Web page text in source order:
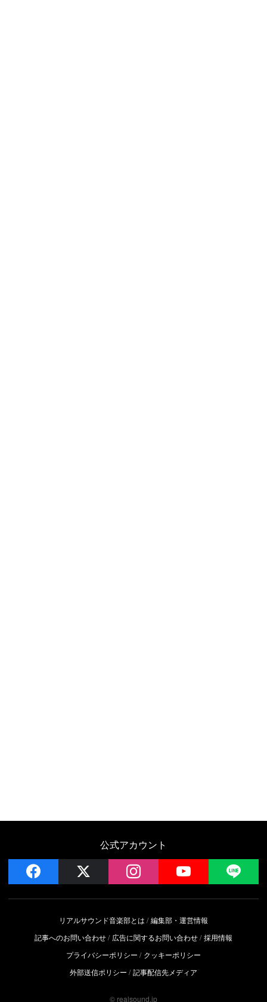
公式アカウント
facebook instagram YouTube
リアルサウンド音楽部とは
編集部・運営情報
記事へのお問い合わせ
広告に関するお問い合わせ 採用情報
プライバシーポリシー
クッキーポリシー
外部送信ポリシー
記事配信先メディア
© realsound.jp